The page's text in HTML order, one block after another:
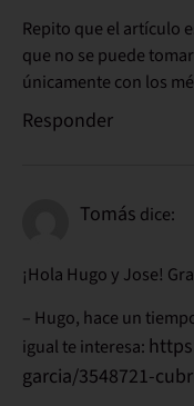
Repito que el artículo
que no se puede
únicamente con los
Responder
Tomás dice:
¡Hola Hugo y Jose!
– Hugo, hace un
igual te interesa:
garcia/3548721-